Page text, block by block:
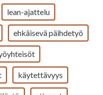
lean-ajattelu
ehkäisevä päihdetyö
käytettävyys